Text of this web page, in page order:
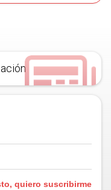
quiero suscribirme